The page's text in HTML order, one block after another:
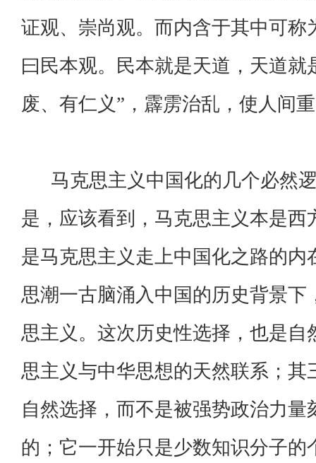
证观、崇尚观。而内含于其中可
曰民本观。民本就是天道，天道
废、有仁义”，霹雳治乱，使人间
马克思主义中国化的几个必然
是，应该看到，马克思主义本是
是马克思主义走上中国化之路的
思潮一古脑涌入中国的历史背景
思主义。这次历史性选择，也是
思主义与中华思想的天然联系；
自然选择，而不是被强势政治力
的；它一开始只是少数知识分子